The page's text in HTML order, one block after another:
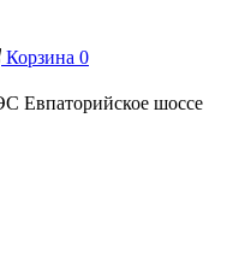
Корзина 0
Евпаторийское шоссе